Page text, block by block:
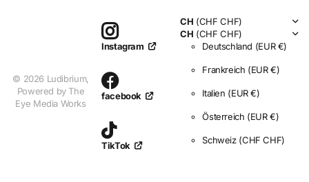
© 2026 Ludibrium,
Powered by The
Eye Media Works
Instagram
facebook
TikTok
CH (CHF CHF)
CH (CHF CHF)
Deutschland (EUR €)
Frankreich (EUR €)
Italien (EUR €)
Österreich (EUR €)
Schweiz (CHF CHF)